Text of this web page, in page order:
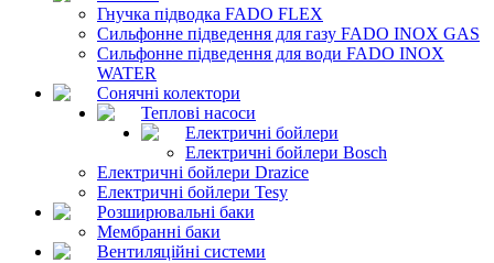
Гнучка підводка FADO FLEX
Сильфонне підведення для газу FADO INOX GAS
Сильфонне підведення для води FADO INOX
WATER
Сонячні колектори
Теплові насоси
Електричні бойлери
Електричні бойлери Bosch
Електричні бойлери Drazice
Електричні бойлери Tesy
Розширювальні баки
Мембранні баки
Вентиляційні системи